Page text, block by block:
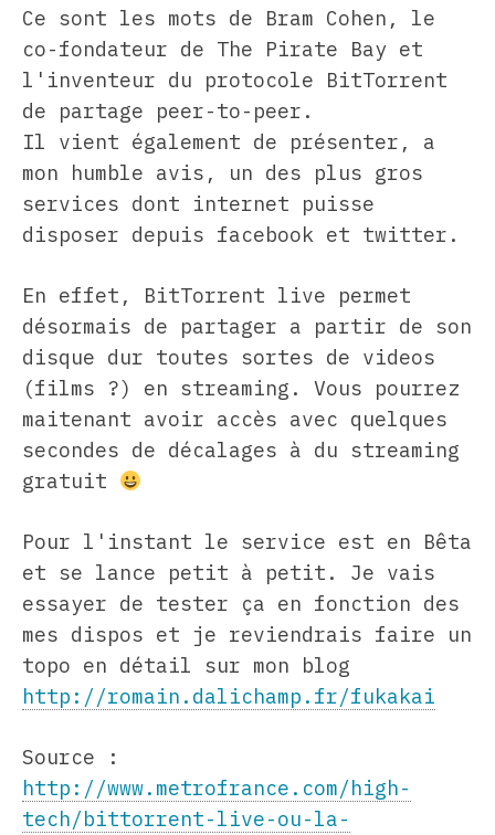
Ce sont les mots de Bram Cohen, le
co-fondateur de The Pirate Bay et
l'inventeur du protocole BitTorrent
de partage peer-to-peer.
Il vient également de présenter, a
mon humble avis, un des plus gros
services dont internet puisse
disposer depuis facebook et twitter.
En effet, BitTorrent live permet
désormais de partager a partir de son
disque dur toutes sortes de videos
(films ?) en streaming. Vous pourrez
maitenant avoir accès avec quelques
secondes de décalages à du streaming
gratuit
Pour l'instant le service est en Bêta
et se lance petit à petit. Je vais
essayer de tester ça en fonction des
mes dispos et je reviendrais faire un
topo en détail sur mon blog
http://romain.dalichamp.fr/fukakai
Source :
http://www.metrofrance.com/high-
tech/bittorrent-live-ou-la-